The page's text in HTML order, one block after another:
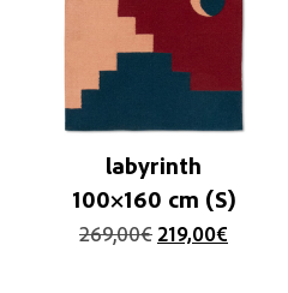
labyrinth
100×160 cm (S)
269,00€ 219,00€